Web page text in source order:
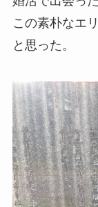
この素朴なエ
と思った。